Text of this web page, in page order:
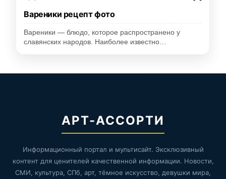
Вареники рецепт фото
Вареники — блюдо, которое распространено у
славянских народов. Наиболее известно…
АРТ-АССОРТИ
Информационный портал и мультисайт. Эксклюзивный
контент для ценителей качественной информации. Новости,
СМИ, культура, СПб, арт, тёмное искусство, девушки мира,